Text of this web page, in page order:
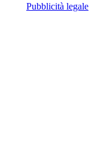
Pubblicità legale